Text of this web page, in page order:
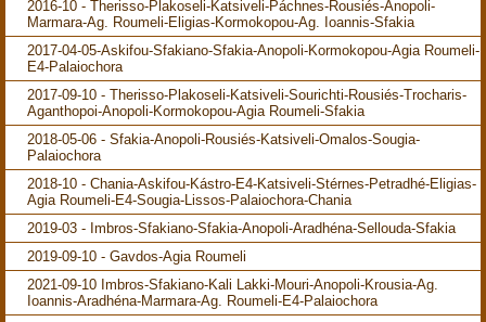
2016-10 - Therisso-Plakoseli-Katsiveli-Páchnes-Rousiés-Anopoli-
Marmara-Ag. Roumeli-Eligias-Kormokopou-Ag. Ioannis-Sfakia
2017-04-05-Askifou-Sfakiano-Sfakia-Anopoli-Kormokopou-Agia Roumeli-
E4-Palaiochora
2017-09-10 - Therisso-Plakoseli-Katsiveli-Sourichti-Rousiés-Trocharis-
Aganthopoi-Anopoli-Kormokopou-Agia Roumeli-Sfakia
2018-05-06 - Sfakia-Anopoli-Rousiés-Katsiveli-Omalos-Sougia-
Palaiochora
2018-10 - Chania-Askifou-Kástro-E4-Katsiveli-Stérnes-Petradhé-Eligias-
Agia Roumeli-E4-Sougia-Lissos-Palaiochora-Chania
2019-03 - Imbros-Sfakiano-Sfakia-Anopoli-Aradhéna-Sellouda-Sfakia
2019-09-10 - Gavdos-Agia Roumeli
2021-09-10 Imbros-Sfakiano-Kali Lakki-Mouri-Anopoli-Krousia-Ag.
Ioannis-Aradhéna-Marmara-Ag. Roumeli-E4-Palaiochora